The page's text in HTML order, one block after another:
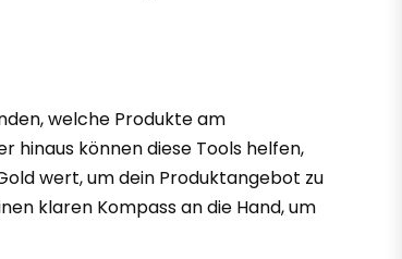
welche Produkte am
hinaus können diese Tools helfen,
wert, um dein Produktangebot zu
klaren Kompass an die Hand, um